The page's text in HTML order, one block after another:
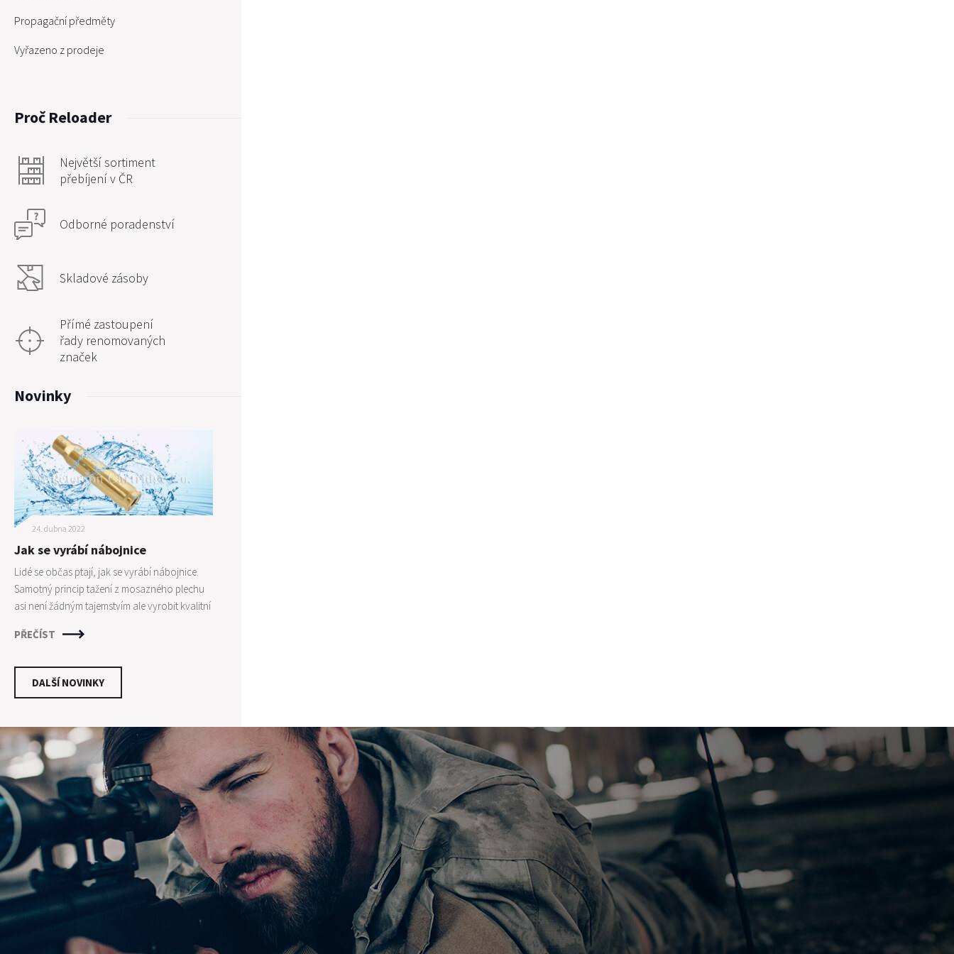
Propagační předměty
Vyřazeno z prodeje
Proč Reloader
Největší sortiment
přebíjení v ČR
Odborné poradenství
Skladové zásoby
Přímé zastoupení
řady renomovaných
značek
Novinky
24. dubna 2022
Jak se vyrábí nábojnice
Lidé se občas ptají, jak se vyrábí nábojnice.
Samotný princip tažení z mosazného plechu
asi není žádným tajemstvím ale vyrobit kvalitní
mohlo zdát. Je zapotřebí mnoha kroků a
vytvoření kvalitní nábojnice, která poskytne
střelci maximální konzistenci. Pro osvětlení
jednoho z nejuznávanějších výrobců
nábojnic - firmy PETERSRON CARTRIDGE.
PŘEČÍST
DALŠÍ NOVINKY